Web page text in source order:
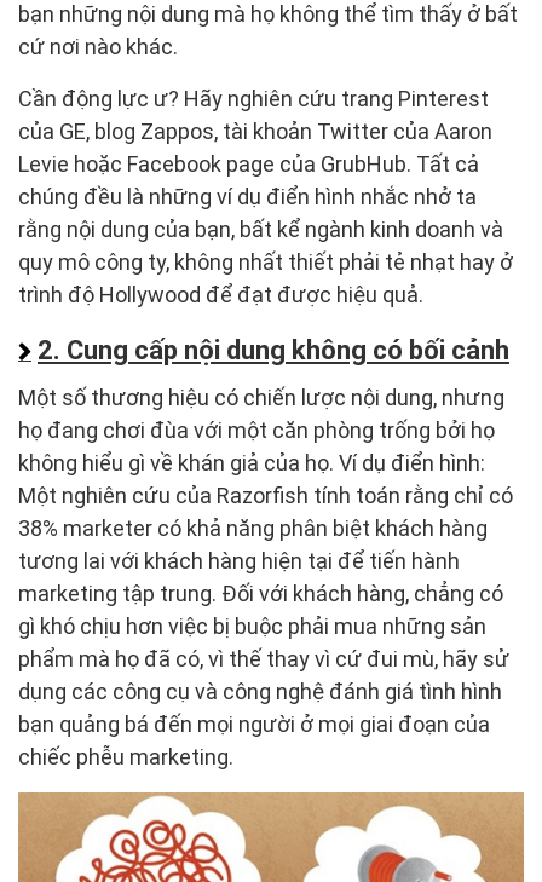
bạn những nội dung mà họ không thể tìm thấy ở bất
cứ nơi nào khác.
Cần động lực ư? Hãy nghiên cứu trang Pinterest
của GE, blog Zappos, tài khoản Twitter của Aaron
Levie hoặc Facebook page của GrubHub. Tất cả
chúng đều là những ví dụ điển hình nhắc nhở ta
rằng nội dung của bạn, bất kể ngành kinh doanh và
quy mô công ty, không nhất thiết phải tẻ nhạt hay ở
trình độ Hollywood để đạt được hiệu quả.
2. Cung cấp nội dung không có bối cảnh
Một số thương hiệu có chiến lược nội dung, nhưng
họ đang chơi đùa với một căn phòng trống bởi họ
không hiểu gì về khán giả của họ. Ví dụ điển hình:
Một nghiên cứu của Razorfish tính toán rằng chỉ có
38% marketer có khả năng phân biệt khách hàng
tương lai với khách hàng hiện tại để tiến hành
marketing tập trung. Đối với khách hàng, chẳng có
gì khó chịu hơn việc bị buộc phải mua những sản
phẩm mà họ đã có, vì thế thay vì cứ đui mù, hãy sử
dụng các công cụ và công nghệ đánh giá tình hình
bạn quảng bá đến mọi người ở mọi giai đoạn của
chiếc phễu marketing.